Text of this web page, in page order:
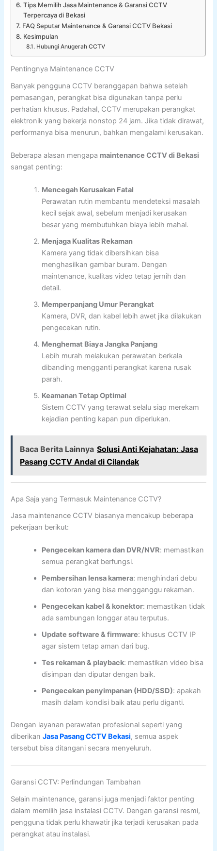
Tips Memilih Jasa Maintenance & Garansi CCTV
Terpercaya di Bekasi
FAQ Seputar Maintenance & Garansi CCTV Bekasi
Kesimpulan
Hubungi Anugerah CCTV
Pentingnya Maintenance CCTV
Banyak pengguna CCTV beranggapan bahwa setelah
pemasangan, perangkat bisa digunakan tanpa perlu
perhatian khusus. Padahal, CCTV merupakan perangkat
elektronik yang bekerja nonstop 24 jam. Jika tidak dirawat,
performanya bisa menurun, bahkan mengalami kerusakan.
Beberapa alasan mengapa maintenance CCTV di Bekasi
sangat penting:
Mencegah Kerusakan Fatal
Perawatan rutin membantu mendeteksi masalah
kecil sejak awal, sebelum menjadi kerusakan
besar yang membutuhkan biaya lebih mahal.
Menjaga Kualitas Rekaman
Kamera yang tidak dibersihkan bisa
menghasilkan gambar buram. Dengan
maintenance, kualitas video tetap jernih dan
detail.
Memperpanjang Umur Perangkat
Kamera, DVR, dan kabel lebih awet jika dilakukan
pengecekan rutin.
Menghemat Biaya Jangka Panjang
Lebih murah melakukan perawatan berkala
dibanding mengganti perangkat karena rusak
parah.
Keamanan Tetap Optimal
Sistem CCTV yang terawat selalu siap merekam
kejadian penting kapan pun diperlukan.
Baca Berita Lainnya Solusi Anti Kejahatan: Jasa
Pasang CCTV Andal di Cilandak
Apa Saja yang Termasuk Maintenance CCTV?
Jasa maintenance CCTV biasanya mencakup beberapa
pekerjaan berikut:
Pengecekan kamera dan DVR/NVR: memastikan
semua perangkat berfungsi.
Pembersihan lensa kamera: menghindari debu
dan kotoran yang bisa mengganggu rekaman.
Pengecekan kabel & konektor: memastikan tidak
ada sambungan longgar atau terputus.
Update software & firmware: khusus CCTV IP
agar sistem tetap aman dari bug.
Tes rekaman & playback: memastikan video bisa
disimpan dan diputar dengan baik.
Pengecekan penyimpanan (HDD/SSD): apakah
masih dalam kondisi baik atau perlu diganti.
Dengan layanan perawatan profesional seperti yang
diberikanJasa Pasang CCTV Bekasi, semua aspek
tersebut bisa ditangani secara menyeluruh.
Garansi CCTV: Perlindungan Tambahan
Selain maintenance, garansi juga menjadi faktor penting
dalam memilih jasa instalasi CCTV. Dengan garansi resmi,
pengguna tidak perlu khawatir jika terjadi kerusakan pada
perangkat atau instalasi.